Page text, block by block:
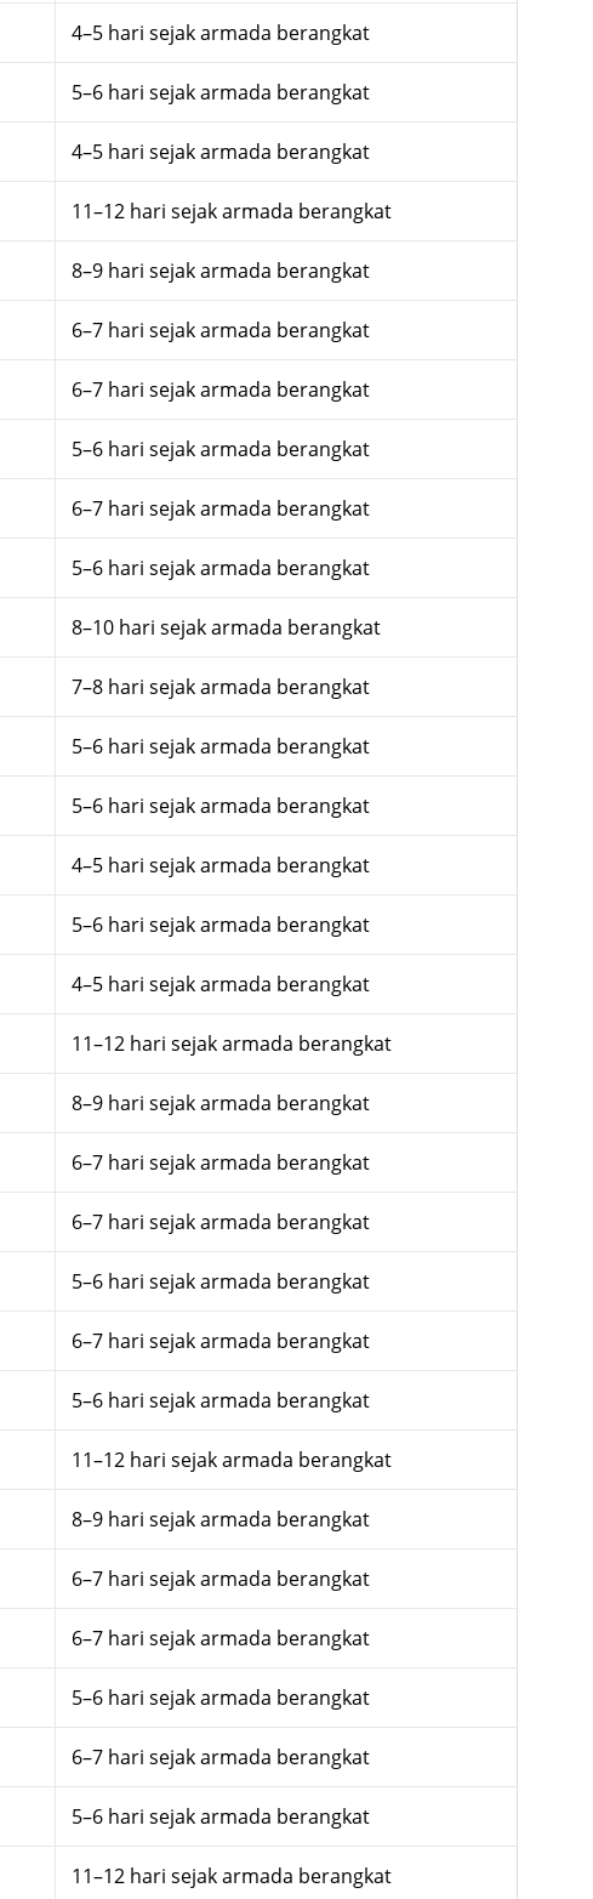
4–5 hari sejak armada berangkat
5–6 hari sejak armada berangkat
4–5 hari sejak armada berangkat
11–12 hari sejak armada berangkat
8–9 hari sejak armada berangkat
6–7 hari sejak armada berangkat
6–7 hari sejak armada berangkat
5–6 hari sejak armada berangkat
6–7 hari sejak armada berangkat
5–6 hari sejak armada berangkat
8–10 hari sejak armada berangkat
7–8 hari sejak armada berangkat
5–6 hari sejak armada berangkat
5–6 hari sejak armada berangkat
4–5 hari sejak armada berangkat
5–6 hari sejak armada berangkat
4–5 hari sejak armada berangkat
11–12 hari sejak armada berangkat
8–9 hari sejak armada berangkat
6–7 hari sejak armada berangkat
6–7 hari sejak armada berangkat
5–6 hari sejak armada berangkat
6–7 hari sejak armada berangkat
5–6 hari sejak armada berangkat
11–12 hari sejak armada berangkat
8–9 hari sejak armada berangkat
6–7 hari sejak armada berangkat
6–7 hari sejak armada berangkat
5–6 hari sejak armada berangkat
6–7 hari sejak armada berangkat
5–6 hari sejak armada berangkat
11–12 hari sejak armada berangkat